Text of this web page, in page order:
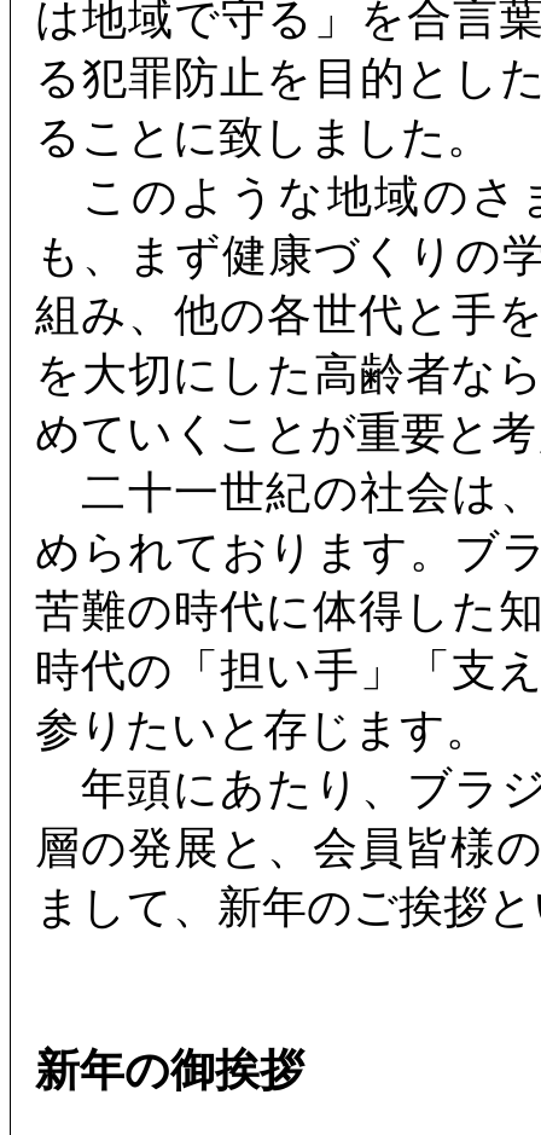
は地域で守る」を合言
る犯罪防止を目的とし
ることに致しました。
このような地域のさ
も、まず健康づくりの
組み、他の各世代と手
を大切にした高齢者な
めていくことが重要と
二十一世紀の社会は
められております。ブ
苦難の時代に体得した
時代の「担い手」「支
参りたいと存じます。
年頭にあたり、ブラ
層の発展と、会員皆様
まして、新年のご挨拶
新年の御挨拶